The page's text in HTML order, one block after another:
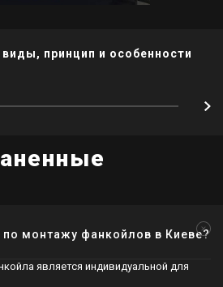
принцип и особенности
по монтажу фанкойлов в Киеве?
является индивидуальной для